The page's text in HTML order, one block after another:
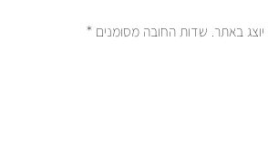
באתר. שדות החובה מסומנים*